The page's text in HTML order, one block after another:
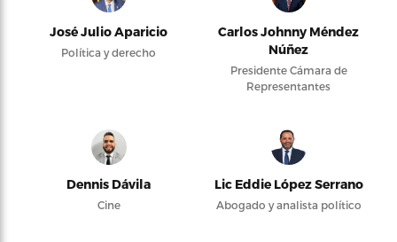
José Julio Aparicio
Política y derecho
Carlos Johnny Méndez
Núñez
Presidente Cámara de
Representantes
Dennis Dávila
Cine
Lic Eddie López Serrano
Abogado y analista político